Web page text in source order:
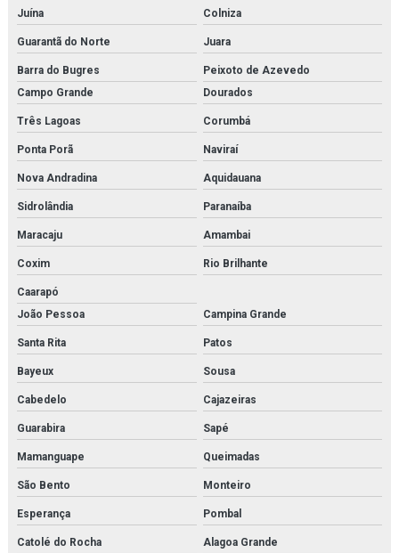
Juína Colniza
Guarantã do Norte Juara
Barra do Bugres
Peixoto de Azevedo
Campo Grande
Dourados
Três Lagoas Corumbá
Ponta Porã Naviraí
Nova Andradina Aquidauana
Sidrolândia Paranaíba
Maracaju Amambai
Coxim Rio Brilhante
Caarapó
João Pessoa
Campina Grande
Santa Rita Patos
Bayeux Sousa
Cabedelo Cajazeiras
Guarabira Sapé
Mamanguape Queimadas
São Bento Monteiro
Esperança Pombal
Catolé do Rocha Alagoa Grande